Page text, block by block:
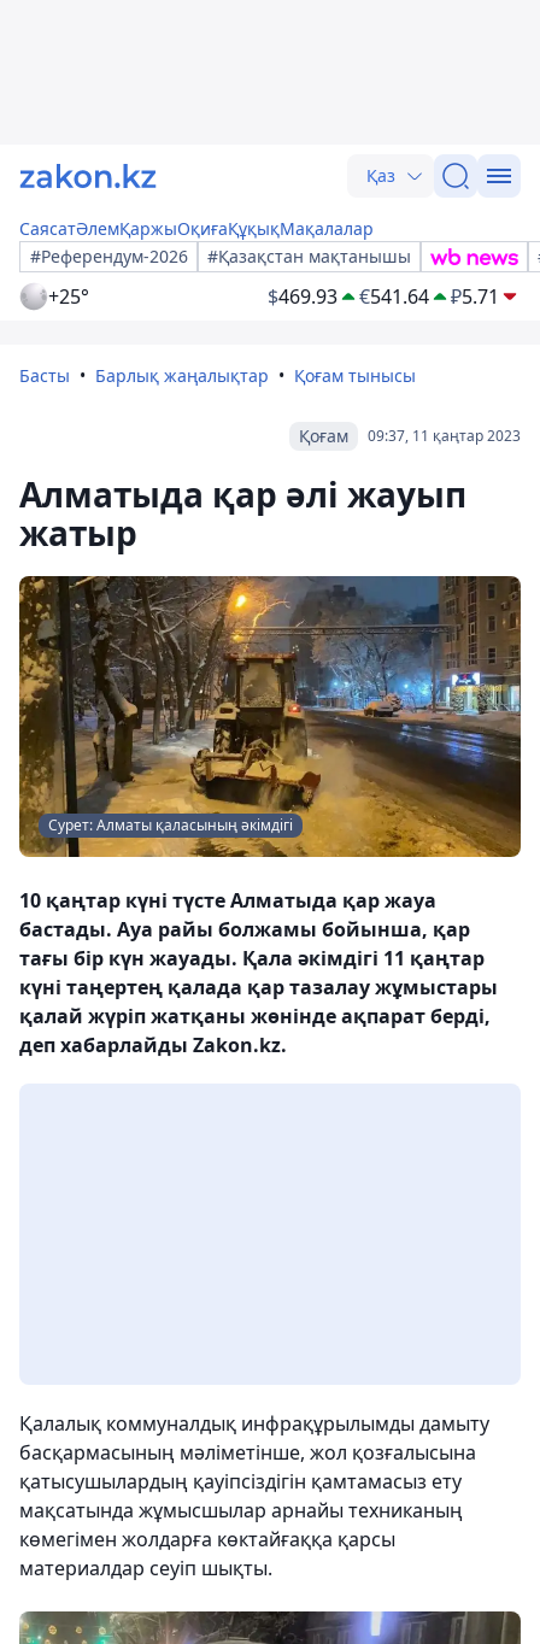
Қаз
СаясатӘлемҚаржыОқиғаҚұқықМақалалар
#Референдум-2026
#Қазақстан мақтанышы
+25° $469.93 €541.64 ₽5.71
Басты Барлық жаңалықтар Қоғам тынысы
09:37, 11 қаңтар 2023
Қоғам
Алматыда қар әлі жауып
жатыр
Сурет: Алматы қаласының әкімдігі
10 қаңтар күні түсте Алматыда қар жауа
бастады. Ауа райы болжамы бойынша, қар
тағы бір күн жауады. Қала әкімдігі 11 қаңтар
күні таңертең қалада қар тазалау жұмыстары
қалай жүріп жатқаны жөнінде ақпарат берді,
деп хабарлайды Zakon.kz.
Қалалық коммуналдық инфрақұрылымды дамыту
басқармасының мәліметінше, жол қозғалысына
қатысушылардың қауіпсіздігін қамтамасыз ету
мақсатында жұмысшылар арнайы техниканың
көмегімен жолдарға көктайғаққа қарсы
материалдар сеуіп шықты.